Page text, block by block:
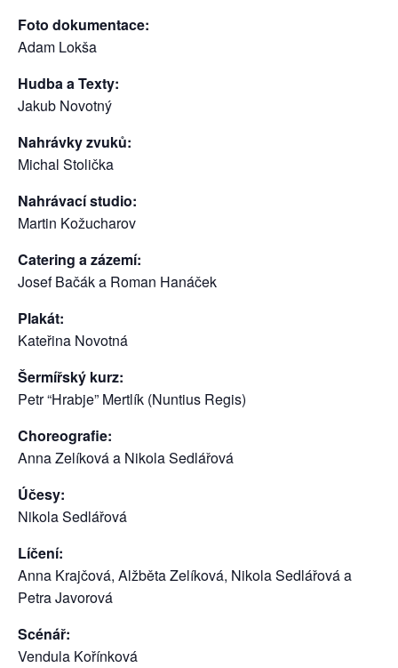
Foto dokumentace:
Adam Lokša
Hudba a Texty:
Jakub Novotný
Nahrávky zvuků:
Michal Stolička
Nahrávací studio:
Martin Kožucharov
Catering a zázemí:
Josef Bačák a Roman Hanáček
Plakát:
Kateřina Novotná
Šermířský kurz:
Petr “Hrabje” Mertlík (Nuntius Regis)
Choreografie:
Anna Zelíková a Nikola Sedlářová
Účesy:
Nikola Sedlářová
Líčení:
Anna Krajčová, Alžběta Zelíková, Nikola Sedlářová a
Petra Javorová
Scénář:
Vendula Kořínková